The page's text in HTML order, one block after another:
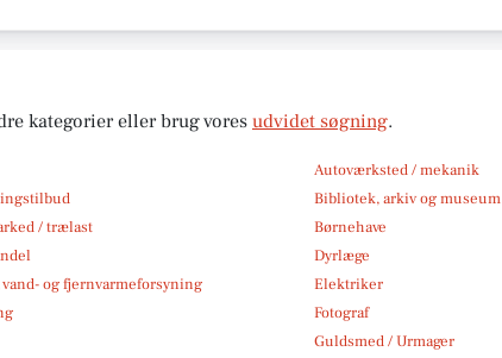
kategorier eller brug vores udvidet søgning.
Autoværksted / mekanik
Bibliotek, arkiv og museum
/ trælast
Børnehave
Dyrlæge
vand- og fjernvarmeforsyning
Elektriker
Fotograf
Guldsmed / Urmager